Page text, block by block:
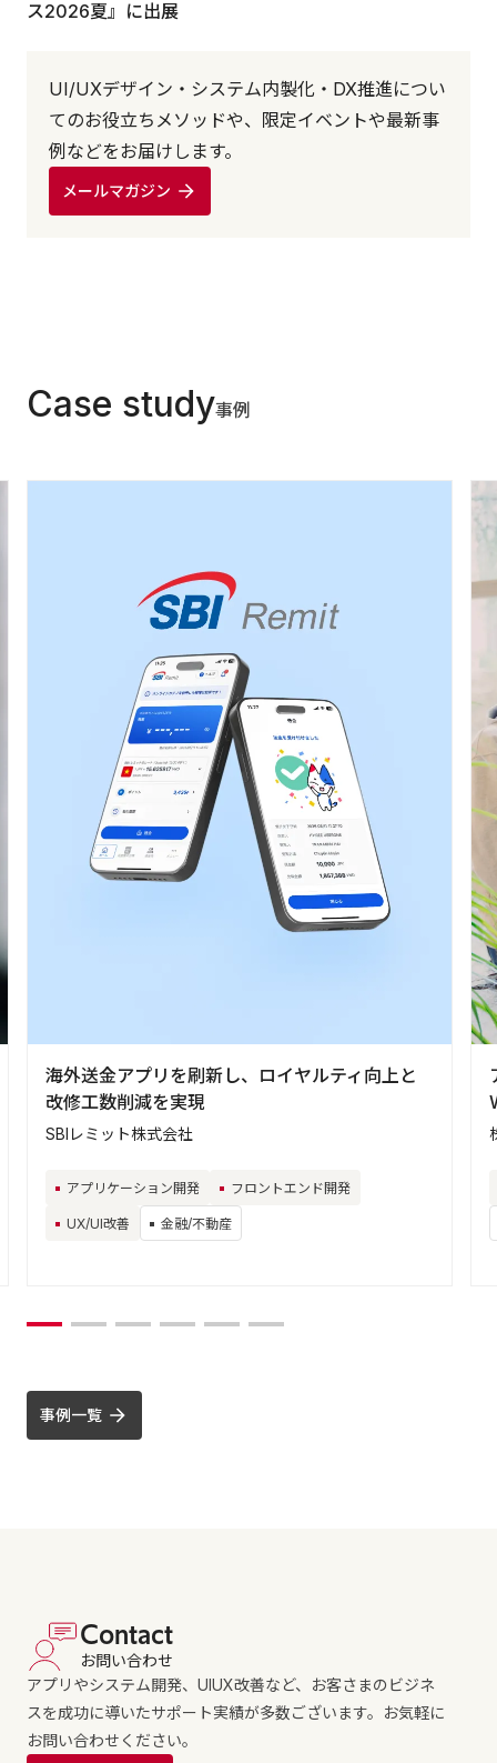
ス2026夏』に出展
UI/UXデザイン・システム内製化・DX推進につい
てのお役立ちメソッドや、限定イベントや最新事
例などをお届けします。
メールマガジン
Case study事例
海外送金アプリを刷新し、ロイヤルティ向上と
改修工数削減を実現
SBIレミット株式会社
アプリケーション開発 フロントエンド開発
UX/UI改善 金融/不動産
事例一覧
Contact
お問い合わせ
アプリやシステム開発、UIUX改善など、お客さまのビジネ
スを成功に導いたサポート実績が多数ございます。お気軽に
お問い合わせください。